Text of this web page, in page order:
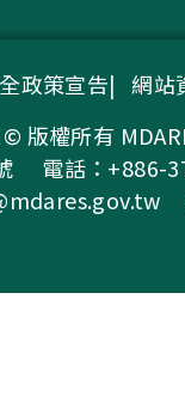
政策宣告
網站
版權所有
電話：+886-